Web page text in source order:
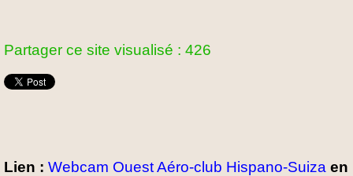
Partager ce site visualisé : 426
Lien : Webcam Ouest Aéro-club Hispano-Suiza en